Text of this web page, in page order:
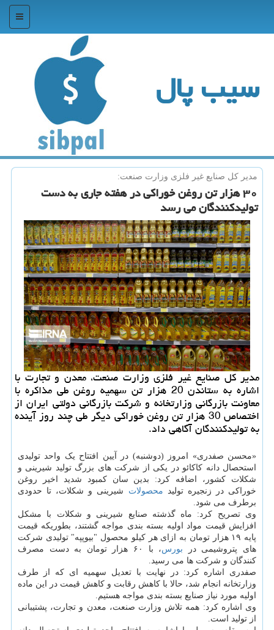
منو
سیب پال
مدیر كل صنایع غیر فلزی وزارت صنعت:
۳۰ هزار تن روغن خوراكی در هفته جاری به دست
تولیدكنندگان می رسد
مدیر كل صنایع غیر فلزی وزارت صنعت، معدن و تجارت با
اشاره به ستاندن 20 هزار تن سهمیه روغن طی مذاكره با
معاونت بازرگانی وزارتخانه و شركت بازرگانی دولتی ایران از
اختصاص 30 هزار تن روغن خوراكی دیگر طی چند روز آینده
به تولیدكنندگان آگاهی داد.
«محسن صفدری» امروز (دوشنبه) در آیین افتتاح یک واحد تولیدی
استحصال دانه کاکائو در یکی از شرکت های بزرگ تولید شیرینی و
شکلات کشور، اضافه کرد: بدین سان کمبود شدید اخیر روغن
خوراکی در زنجیره تولید محصولات شیرینی و شکلات، تا حدودی
برطرف می شود.
وی تصریح کرد: ماه گذشته صنایع شیرینی و شکلات با مشکل
افزایش قیمت مواد اولیه بسته بندی مواجه گشتند، بطوریکه قیمت
پایه ۱۹ هزار تومان به ازای هر کیلو محصول "بیوپپه" تولیدی شرکت
های پتروشیمی در بورس
، با ۶۰ هزار تومان به دست مصرف
کنندگان و شرکت ها می رسید.
صفدری اشاره کرد: در نهایت با تعدیل سهمیه ای که از طرف
وزارتخانه انجام شد، حالا با کاهش رقابت و کاهش قیمت در این ماده
اولیه مورد نیاز صنایع بسته بندی مواجه هستیم.
وی اشاره کرد: همه تلاش وزارت صنعت، معدن و تجارت، پشتیبانی
از تولید است.